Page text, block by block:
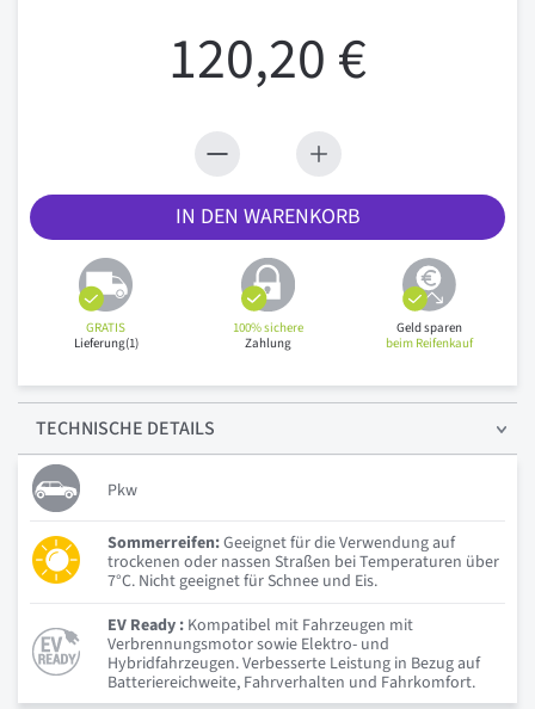
120,20 €
IN DEN WARENKORB
GRATIS
Lieferung(1)
100% sichere
Zahlung
Geld sparen
beim Reifenkauf
TECHNISCHE DETAILS
Pkw
Sommerreifen:Geeignet für die Verwendung auf
trockenen oder nassen Straßen bei Temperaturen über
7°C. Nicht geeignet für Schnee und Eis.
EV Ready : Kompatibel mit Fahrzeugen mit
Verbrennungsmotor sowie Elektro- und
Hybridfahrzeugen. Verbesserte Leistung in Bezug auf
Batteriereichweite, Fahrverhalten und Fahrkomfort.